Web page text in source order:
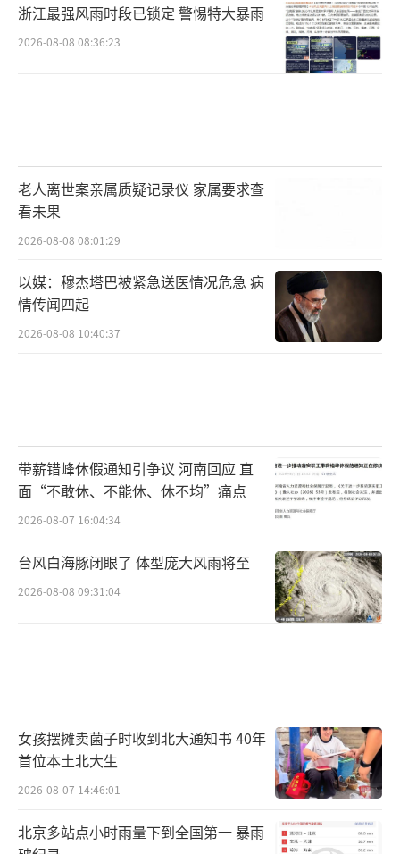
浙江最强风雨时段已锁定 警惕特大暴雨
2026-08-08 08:36:23
老人离世案亲属质疑记录仪 家属要求查
看未果
2026-08-08 08:01:29
以媒：穆杰塔巴被紧急送医情况危急 病
情传闻四起
2026-08-08 10:40:37
带薪错峰休假通知引争议 河南回应 直
面“不敢休、不能休、休不均”痛点
2026-08-07 16:04:34
台风白海豚闭眼了 体型庞大风雨将至
2026-08-08 09:31:04
女孩摆摊卖菌子时收到北大通知书 40年
首位本土北大生
2026-08-07 14:46:01
北京多站点小时雨量下到全国第一 暴雨